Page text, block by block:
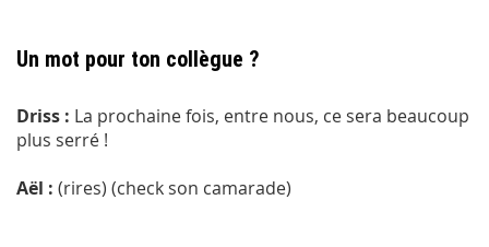
Un mot pour ton collègue ?
Driss : La prochaine fois, entre nous, ce sera beaucoup
plus serré !
Aël : (rires) (check son camarade)